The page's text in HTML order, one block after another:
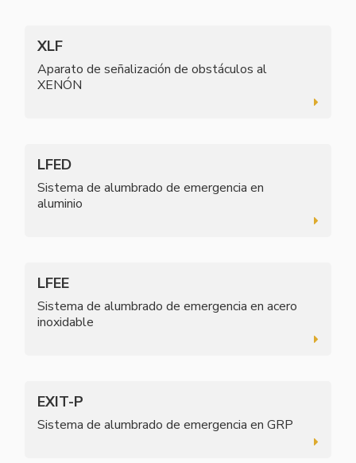
XLF
Aparato de señalización de obstáculos al
XENÓN
LFED
Sistema de alumbrado de emergencia en
aluminio
LFEE
Sistema de alumbrado de emergencia en acero
inoxidable
EXIT-P
Sistema de alumbrado de emergencia en GRP